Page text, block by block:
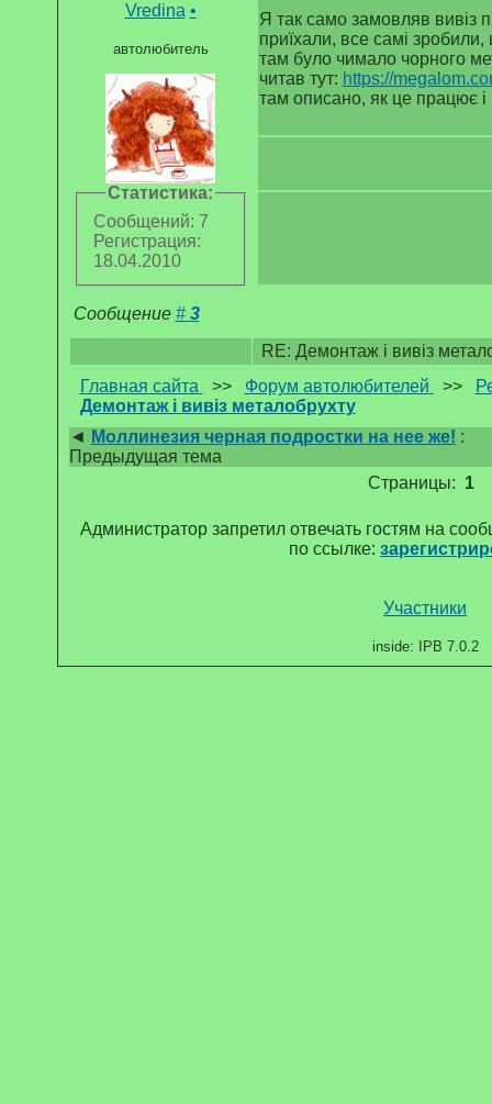
Vredina •
автолюбитель
Статистика:
Сообщений: 7
Регистрация:
18.04.2010
Я так само замовляв вивіз
приїхали, все самі
там було чимало чорного
читав тут: https://
там описано, як це працює і
Сообщение # 3
RE: Демонтаж і вивіз
Главная сайта
>> Форум автолюбителей >>
Демонтаж і вивіз металобрухту
◄ Моллинезия черная подростки на нее же! :
Предыдущая тема
Страницы: 1
Администратор запретил отвечать гостям на
по ссылке:
Участники
inside: IPB 7.0.2